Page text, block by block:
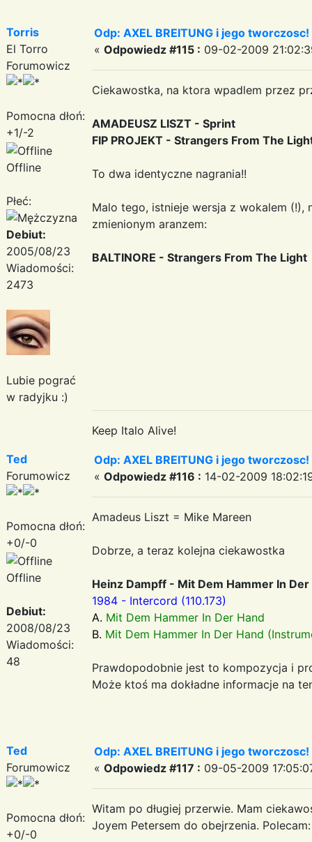
Torris
El Torro
Forumowicz
Pomocna dłoń:
+1/-2
Offline
Płeć:
Debiut:
2005/08/23
Wiadomości:
2473
Lubie pograć
w radyjku :)
Odp: AXEL BREITUNG i jego
« Odpowiedz #115 : 09-02-2009
Ciekawostka, na ktora wpadlem przez
AMADEUSZ LISZT - Sprint
FIP PROJEKT - Strangers From The
To dwa identyczne nagrania!!
Malo tego, istnieje wersja z wokalem (!),
zmienionym aranzem:
BALTINORE - Strangers From The Light
Keep Italo Alive!
Ted
Forumowicz
Pomocna dłoń:
+0/-0
Offline
Debiut:
2008/08/23
Wiadomości:
48
Odp: AXEL BREITUNG i jego
« Odpowiedz #116 : 14-02-2009
Amadeus Liszt = Mike Mareen
Dobrze, a teraz kolejna ciekawostka
Heinz Dampff - Mit Dem Hammer In Der
1984 - Intercord (110.173)
A. Mit Dem Hammer In Der Hand
B. Mit Dem Hammer In Der Hand
Prawdopodobnie jest to kompozycja i
Może ktoś ma dokładne informacje na
Ted
Forumowicz
Pomocna dłoń:
+0/-0
Odp: AXEL BREITUNG i jego
« Odpowiedz #117 : 09-05-2009
Witam po długiej przerwie. Mam
Joyem Petersem do obejrzenia. Polecam: